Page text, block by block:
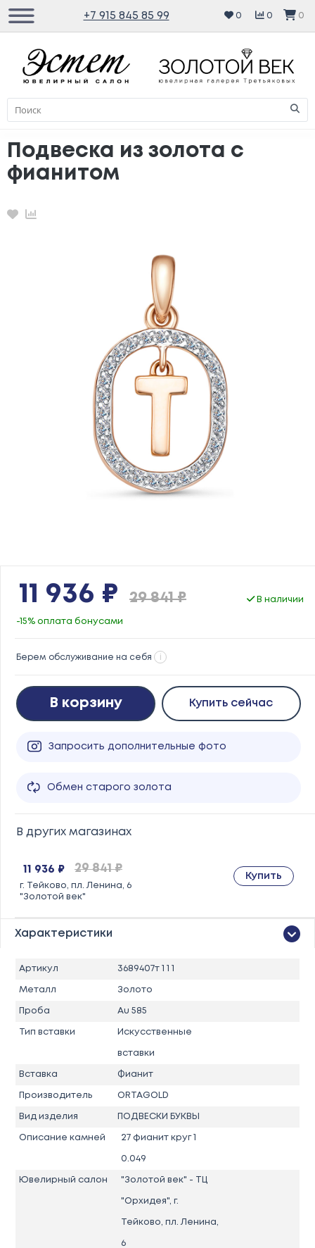
+7 915 845 85 99 0 0 0
Подвеска из золота с
фианитом
Избранное
Сравнение
11 936 ₽ 29 841 ₽ В наличии
-15% оплата бонусами
Берем обслуживание на себя i
В корзину Купить сейчас
Запросить дополнительные фото
Обмен старого золота
В других магазинах
11 936 ₽ 29 841 ₽
г. Тейково, пл. Ленина, 6
"Золотой век"
Купить
Характеристики
Артикул 3689407т 1 1 1
Металл Золото
Проба Au 585
Тип вставки Искусственные
вставки
Вставка Фианит
Производитель ORTAGOLD
Вид изделия ПОДВЕСКИ БУКВЫ
Описание камней 27 фианит круг 1
0.049
Ювелирный салон "Золотой век" - ТЦ
"Орхидея", г.
Тейково, пл. Ленина,
6